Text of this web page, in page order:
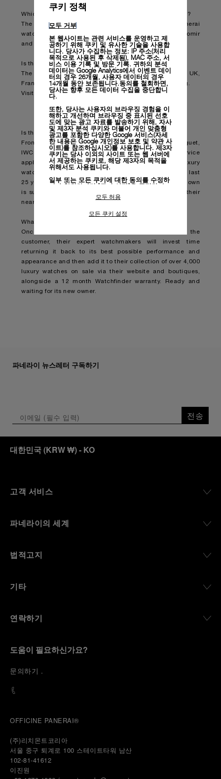
Which watches can a customer choose for their trade in?
The part exchange service applies to all new Panerai
watches whether that’s a Luminor, Luminor Due, Radiomir
and Submersible.
Is this happening at all Panerai boutiques?
The service is available in Panerai boutiques across the UK,
France, Germany, Switzerland, the USA and Hong Kong.
Visit
www.panerai.comto find your nearest boutique.
Is the trade in watch limited to specific brands?
From Rolex, Patek Philippe and Cartier to Audemars Piguet,
IWC and Jaeger-LeCoultre; this new part exchange service
applies to an extremely wide variety of pre-owned luxury
watches (predominantly those manufactured within the last
25 years). If a customer is unsure whether a watch they own
is suitable for the trade in service they can contact their
nearest Panerai team and ask.
What happens with the watches that are traded in?
Once Watchfinder has purchased the watch from the
customer, their expert watchmakers will invest time
returning it back to its best possible performance and
appearance and then add it to their collection of over 4,000
luxury watches on sale via their website and boutiques,
alongside a 12 month Watchfinder warranty. Ready and
waiting for its new owner.
파네라이 뉴스레터 구독하기
전송
대한민국(KRW ₩)- KO
고객 서비스
파네라이의 세계
법적고지
기타
연락하기
도움이 필요하신가요?
문의하기 .
OFFICINE PANERAI®
(주)리치몬트코리아
서울 중구 퇴계로 100 스테이트타워 남산
102-81-41612
이진원
쿠키 정책
모두 거부
본 웹사이트는 관련 서비스를 운영하고 제
공하기 위해 쿠키 및 유사한 기술을 사용합
니다. 당사가 수집하는 정보: IP 주소(처리
목적으로 사용된 후 삭제됨), MAC 주소, 서
비스 이용 기록 및 방문 기록. 귀하의 분석
데이터는 Google Analytics에서 이벤트 데이
터의 경우 26개월, 사용자 데이터의 경우
14개월 동안 보존됩니다.동의를 철회하면,
당사는 향후 모든 데이터 수집을 중단합니
다.
또한, 당사는 사용자의 브라우징 경험을 이
해하고 개선하며 브라우징 중 표시된 선호
도에 맞는 광고 자료를 발송하기 위해, 자사
및 제3자 분석 쿠키와 더불어 개인 맞춤형
광고를 포함한 다양한 Google 서비스(자세
한 내용은Google 개인정보 보호 및 약관 사
이트)를 참조하십시오)를 사용합니다. 제3자
쿠키는 당사 이외의 사이트 또는 웹 서버에
서 제공하는 쿠키로, 해당 제3자의 목적을
위해서도 사용됩니다.
일부 또는 모든 쿠키에 대한 동의를 수정하
거나 철회하려면 "쿠키 설정"을 클릭하거
수집하는 정보" 섹션을 참조하여 자세히 알
모든 쿠키의 사용에 동의하시려면 "모두 허
"모두 거부"를 클릭하시면 기술 쿠키만 사
용하는 데 동의하게 됩니다.
모두 허용
모든 쿠키 설정